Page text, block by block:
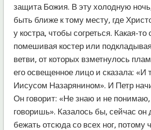
защита Божия. В эту холодную
быть ближе к тому месту, где
у костра, чтобы согреться. Какая-то
помешивая костер или
ветви, от которых взметнулось
его освещенное лицо и сказала: «И
Иисусом Назарянином». И Петр
Он говорит: «Не знаю и не понимаю,
говоришь». Казалось бы, сейчас он
бежать отсюда со всех ног, потому